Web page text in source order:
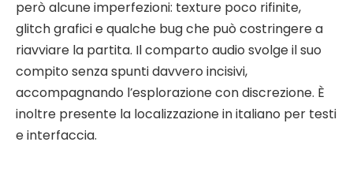
però alcune imperfezioni: texture poco rifinite,
glitch grafici e qualche bug che può costringere a
riavviare la partita. Il comparto audio svolge il suo
compito senza spunti davvero incisivi,
accompagnando l’esplorazione con discrezione. È
inoltre presente la localizzazione in italiano per testi
e interfaccia.